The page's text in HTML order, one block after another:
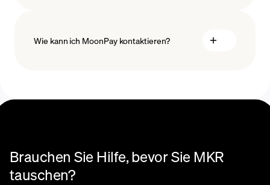
Wie kann ich MoonPay kontaktieren?
Brauchen Sie Hilfe, bevor Sie MKR
tauschen?